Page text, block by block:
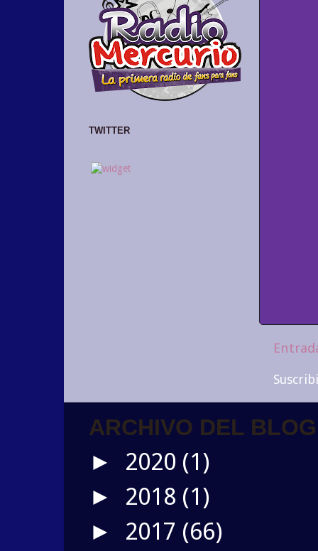
TWITTER
ARCHIVO DEL BLOG
► 2020 (1)
► 2018 (1)
► 2017 (66)